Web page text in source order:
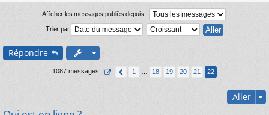
au
Afficher les messages publiés depuis :
Trier par
Répondre
1087 messages 1 18 19 20 21 22
Aller